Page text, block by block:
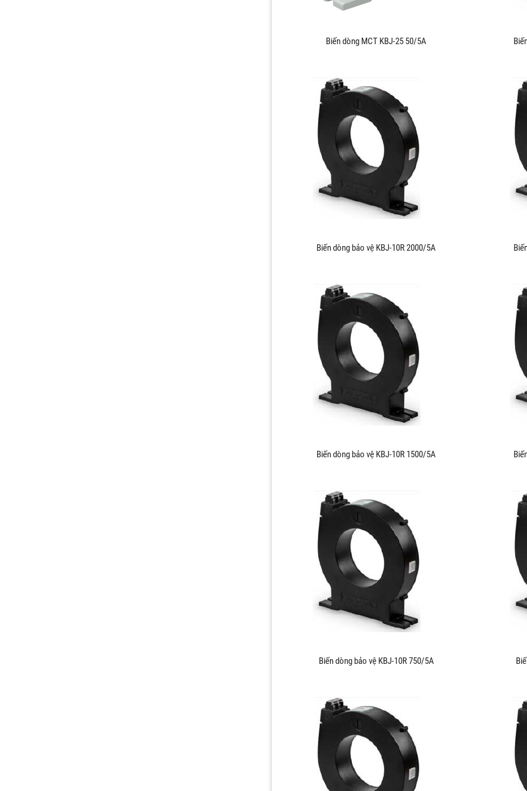
Biến dòng MCT KBJ-25 50/5A
Biến dòng bảo vệ KBJ-10R 2000/5A
Biến dòng bảo vệ KBJ-10R 1500/5A
Biến dòng bảo vệ KBJ-10R 750/5A